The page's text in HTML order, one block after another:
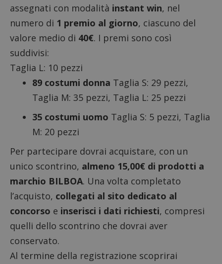
assegnati con modalità instant win, nel
numero di 1 premio al giorno, ciascuno del
valore medio di 40€. I premi sono così
suddivisi:
Taglia L: 10 pezzi
89 costumi donna Taglia S: 29 pezzi,
Taglia M: 35 pezzi, Taglia L: 25 pezzi
35 costumi uomo Taglia S: 5 pezzi, Taglia
M: 20 pezzi
Per partecipare dovrai acquistare, con un
unico scontrino, almeno 15,00€ di prodotti a
marchio BILBOA. Una volta completato
l’acquisto, collegati al sito dedicato al
concorso e inserisci i dati richiesti, compresi
quelli dello scontrino che dovrai aver
conservato.
Al termine della registrazione scoprirai